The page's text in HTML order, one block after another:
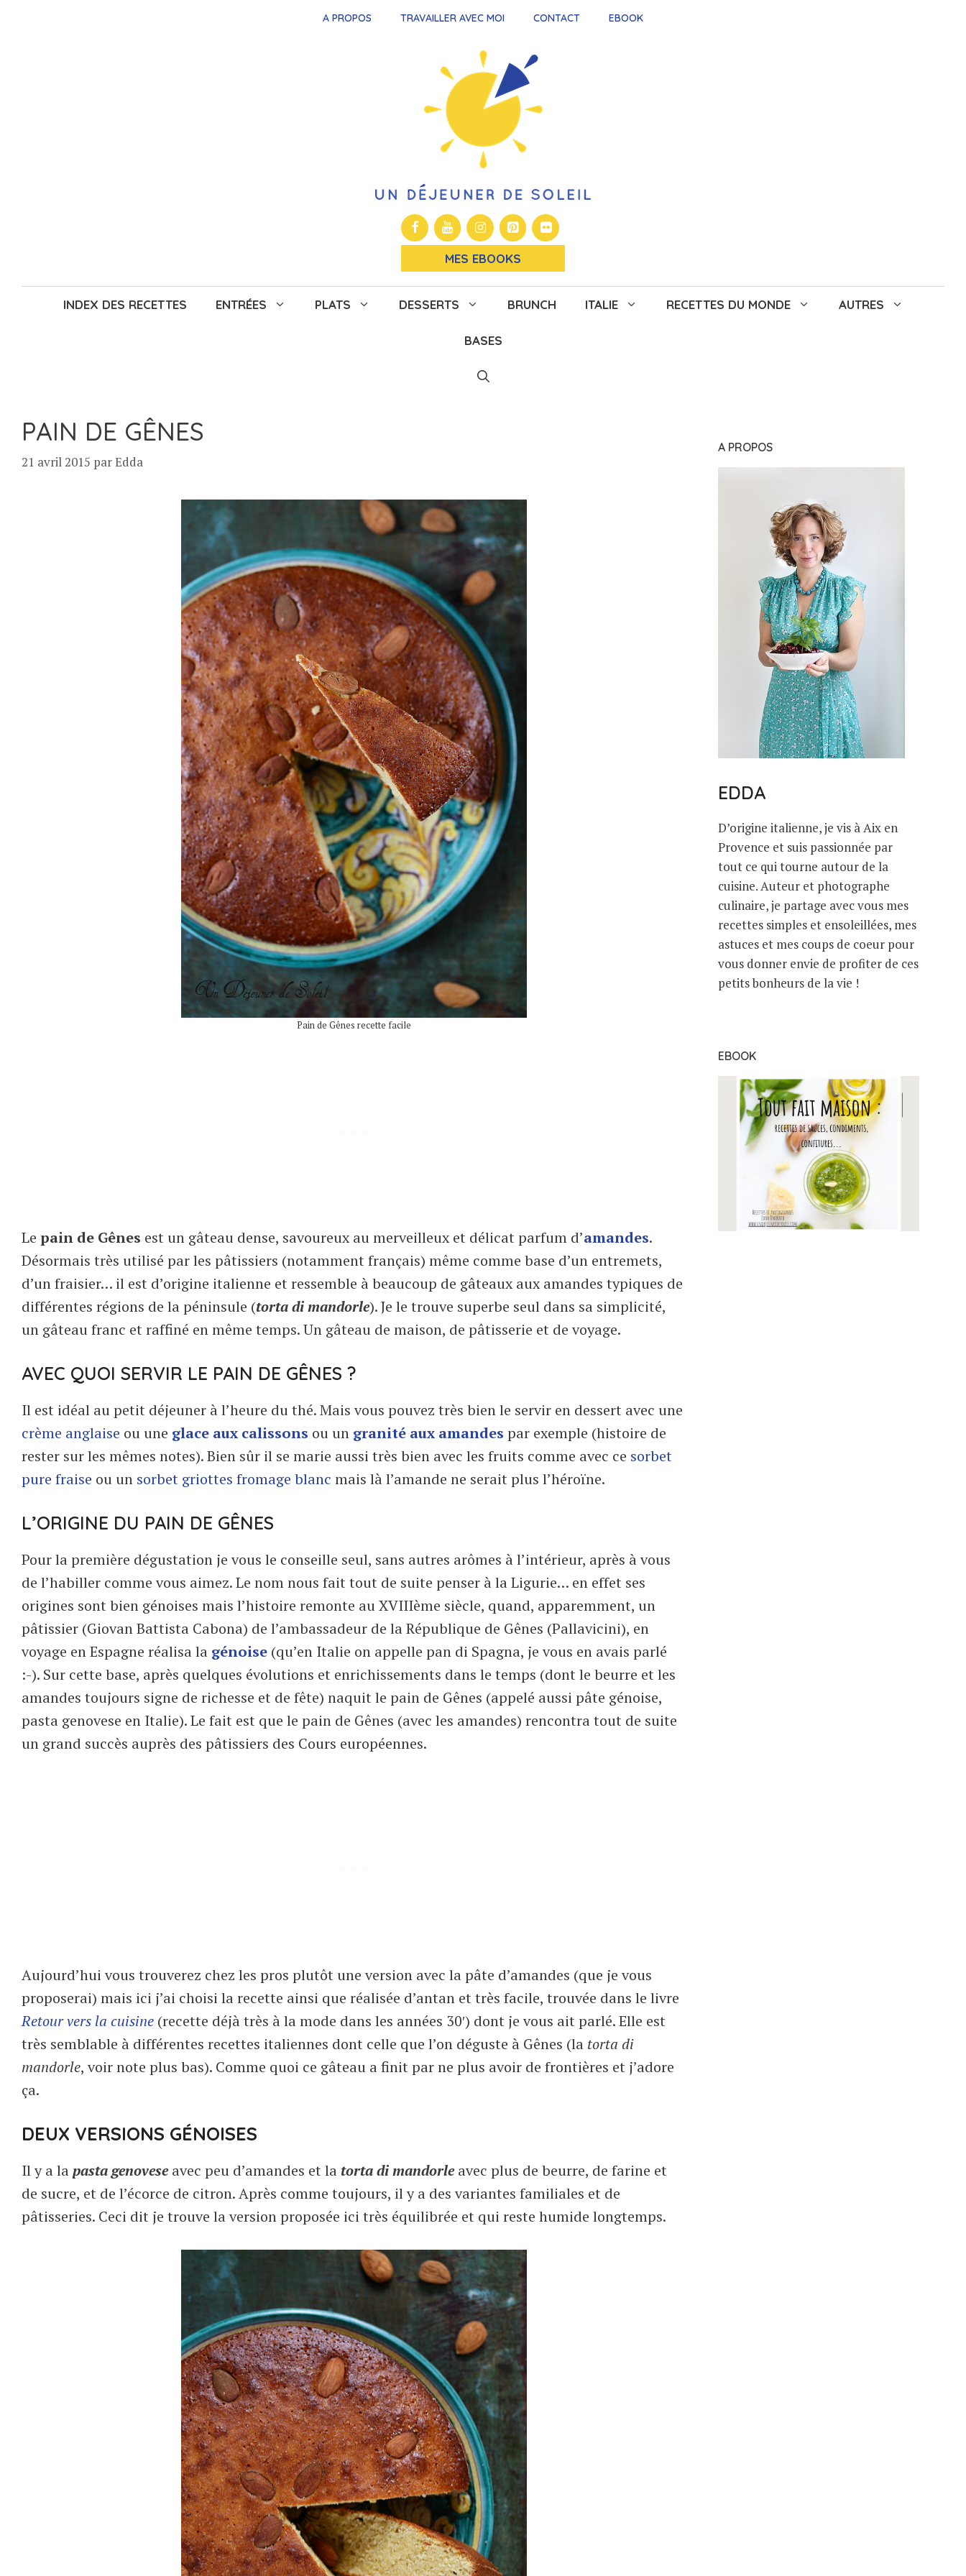
A PROPOS TRAVAILLER AVEC MOI CONTACT EBOOK
MES EBOOKS
INDEX DES RECETTES ENTRÉES PLATS DESSERTS BRUNCH ITALIE RECETTES DU MONDE AUTRES
BASES
PAIN DE GÊNES
21 avril 2015 parEdda
Pain de Gênes recette facile
Le pain de Gênes est un gâteau dense, savoureux au merveilleux et délicat parfum d’amandes.
Désormais très utilisé par les pâtissiers (notamment français) même comme base d’un entremets,
d’un fraisier… il est d’origine italienne et ressemble à beaucoup de gâteaux aux amandes typiques de
différentes régions de la péninsule (torta di mandorle). Je le trouve superbe seul dans sa simplicité,
un gâteau franc et raffiné en même temps. Un gâteau de maison, de pâtisserie et de voyage.
AVEC QUOI SERVIR LE PAIN DE GÊNES ?
Il est idéal au petit déjeuner à l’heure du thé. Mais vous pouvez très bien le servir en dessert avec une
crème anglaise ou une glace aux calissons ou un granité aux amandes par exemple (histoire de
rester sur les mêmes notes). Bien sûr il se marie aussi très bien avec les fruits comme avec ce sorbet
pure fraise ou un sorbet griottes fromage blanc mais là l’amande ne serait plus l’héroïne.
L’ORIGINE DU PAIN DE GÊNES
Pour la première dégustation je vous le conseille seul, sans autres arômes à l’intérieur, après à vous
de l’habiller comme vous aimez. Le nom nous fait tout de suite penser à la Ligurie… en effet ses
origines sont bien génoises mais l’histoire remonte au XVIIIème siècle, quand, apparemment, un
pâtissier (Giovan Battista Cabona) de l’ambassadeur de la République de Gênes (Pallavicini), en
voyage en Espagne réalisa la génoise (qu’en Italie on appelle pan di Spagna, je vous en avais parlé
:-). Sur cette base, après quelques évolutions et enrichissements dans le temps (dont le beurre et les
amandes toujours signe de richesse et de fête) naquit le pain de Gênes (appelé aussi pâte génoise,
pasta genovese en Italie). Le fait est que le pain de Gênes (avec les amandes) rencontra tout de suite
un grand succès auprès des pâtissiers des Cours européennes.
Aujourd’hui vous trouverez chez les pros plutôt une version avec la pâte d’amandes (que je vous
proposerai) mais ici j’ai choisi la recette ainsi que réalisée d’antan et très facile, trouvée dans le livre
Retour vers la cuisine (recette déjà très à la mode dans les années 30′) dont je vous ait parlé. Elle est
très semblable à différentes recettes italiennes dont celle que l’on déguste à Gênes (la torta di
mandorle, voir note plus bas). Comme quoi ce gâteau a finit par ne plus avoir de frontières et j’adore
ça.
DEUX VERSIONS GÉNOISES
Il y a lapasta genoveseavec peu d’amandes et la torta di mandorleavec plus de beurre, de farine et
de sucre, et de l’écorce de citron. Après comme toujours, il y a des variantes familiales et de
pâtisseries. Ceci dit je trouve la version proposée ici très équilibrée et qui reste humide longtemps.
A PROPOS
EDDA
D’origine italienne, je vis à Aix en
Provence et suis passionnée par
tout ce qui tourne autour de la
cuisine. Auteur et photographe
culinaire, je partage avec vous mes
recettes simples et ensoleillées, mes
astuces et mes coups de coeur pour
vous donner envie de profiter de ces
petits bonheurs de la vie !
EBOOK